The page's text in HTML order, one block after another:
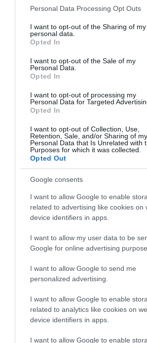
Please note that this website/app uses
not limited to your visit or usage
grant or deny consent to Google and its
use your data for below specified
consent section.
Personal Data Processing Opt Outs
I want to opt-out of the Sharing of my
personal data.
Opted In
I want to opt-out of the Sale of my
Personal Data.
Opted In
I want to opt-out of processing my
Personal Data for Targeted
Opted In
I want to opt-out of Collection, Use,
Retention, Sale, and/or Sharing of my
Personal Data that Is Unrelated with
Purposes for which it was collected.
Opted Out
Google consents
I want to allow Google to enable
related to advertising like cookies on
device identifiers in apps.
I want to allow my user data to be
Google for online advertising
I want to allow Google to send me
personalized advertising.
I want to allow Google to enable
related to analytics like cookies on
device identifiers in apps.
I want to allow Google to enable
2026. JÚLIUS 4. ● HAMU ÉS GYÉMÁNT
Ha ilyen torz testünk